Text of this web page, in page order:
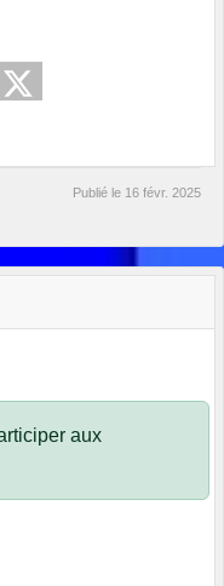
Publié le 16 févr. 2025
aux